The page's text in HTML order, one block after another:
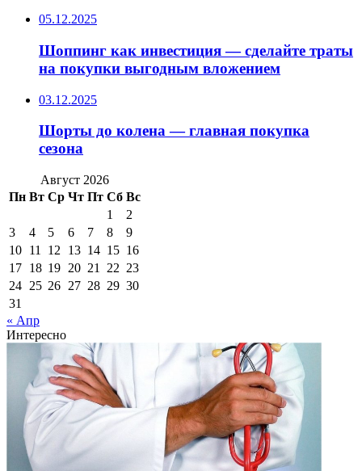
05.12.2025
Шоппинг как инвестиция — сделайте траты
на покупки выгодным вложением
03.12.2025
Шорты до колена — главная покупка
сезона
Август 2026
Пн Вт Ср Чт Пт Сб Вс
1
2
3
4 5 6 7 8
9
10 11 12 13 14 15 16
17 18 19 20 21 22 23
24 25 26 27 28 29 30
31
« Апр
Интересно